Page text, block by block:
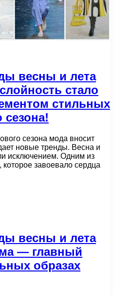
весны и лета
стало
стильных
сезона!
сезона мода вносит
новые тренды. Весна и
исключением. Одним из
завоевало сердца
весны и лета
— главный
образах